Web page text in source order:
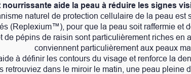
à réduire les signes visibles du temps
cellulaire de la peau est stimulé à l’aide d’un
la peau soit raffermie et douce au toucher le
particulièrement riches en acides gras essentiels
particulièrement aux peaux matures.
du visage et renforce la densité et le volume de
le matin, une peau pleine de vitalité et d’éclat.